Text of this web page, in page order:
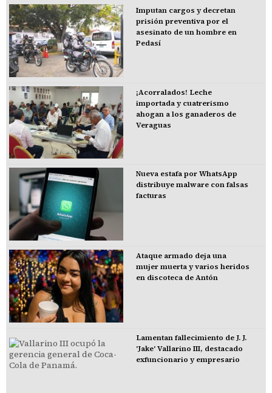
Imputan cargos y decretan
prisión preventiva por el
asesinato de un hombre en
Pedasí
¡Acorralados! Leche
importada y cuatrerismo
ahogan a los ganaderos de
Veraguas
Nueva estafa por WhatsApp
distribuye malware con falsas
facturas
Ataque armado deja una
mujer muerta y varios heridos
en discoteca de Antón
Lamentan fallecimiento de J. J.
'Jake' Vallarino III, destacado
exfuncionario y empresario